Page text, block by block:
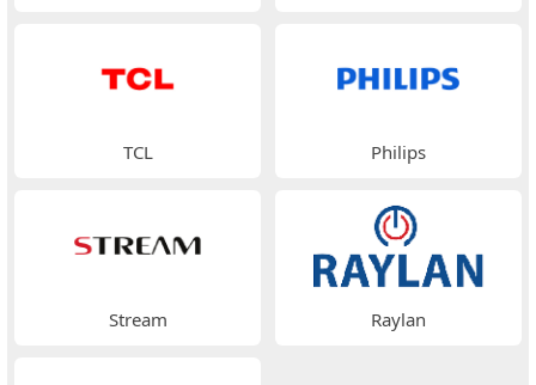
TCL Philips
Stream Raylan